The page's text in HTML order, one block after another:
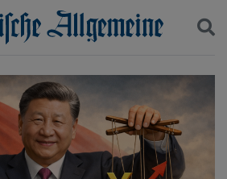
Politik
Kultur
Wirtschaft
Panorama
Gesellschaft
Leben